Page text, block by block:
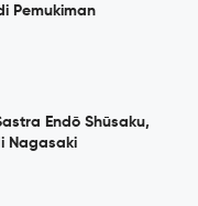
Pemukiman
Endō Shūsaku,
Nagasaki